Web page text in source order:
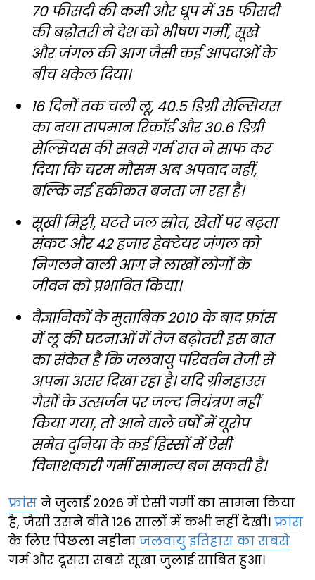
70 फीसदी की कमी और धूप में 35 फीसदी
की बढ़ोतरी ने देश को भीषण गर्मी, सूखे
और जंगल की आग जैसी कई आपदाओं के
बीच धकेल दिया।
16 दिनों तक चली लू, 40.5 डिग्री सेल्सियस
का नया तापमान रिकॉर्ड और 30.6 डिग्री
सेल्सियस की सबसे गर्म रात ने साफ कर
दिया कि चरम मौसम अब अपवाद नहीं,
बल्कि नई हकीकत बनता जा रहा है।
सूखी मिट्टी, घटते जल स्रोत, खेतों पर बढ़ता
संकट और 42 हजार हेक्टेयर जंगल को
निगलने वाली आग ने लाखों लोगों के
जीवन को प्रभावित किया।
वैज्ञानिकों के मुताबिक 2010 के बाद फ्रांस
में लू की घटनाओं में तेज बढ़ोतरी इस बात
का संकेत है कि जलवायु परिवर्तन तेजी से
अपना असर दिखा रहा है। यदि ग्रीनहाउस
गैसों के उत्सर्जन पर जल्द नियंत्रण नहीं
किया गया, तो आने वाले वर्षों में यूरोप
समेत दुनिया के कई हिस्सों में ऐसी
विनाशकारी गर्मी सामान्य बन सकती है।
फ्रांस ने जुलाई 2026 में ऐसी गर्मी का सामना किया
है, जैसी उसने बीते 126 सालों में कभी नहीं देखी। फ्रांस
के लिए पिछला महीना जलवायु इतिहास का सबसे
गर्म और दूसरा सबसे सूखा जुलाई साबित हुआ।